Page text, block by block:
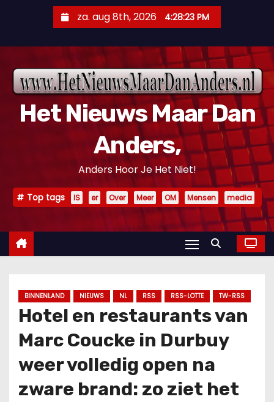
n
za. aug 8th, 2026 4:28:24 PM
Het Nieuws Maar Dan
Anders,
Anders Hoor Je Het Niet!
Top tags IS er Over Meer OM Mensen media
BINNENLAND NIEUWS NL RSS RSS-LOTTE TW-RSS
Hotel en restaurants van
Marc Coucke in Durbuy
weer volledig open na
zware brand: zo ziet het